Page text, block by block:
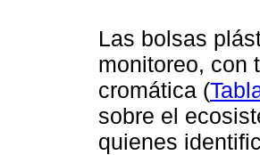
Las bolsas
monitoreo, con
cromática (
sobre el
quienes